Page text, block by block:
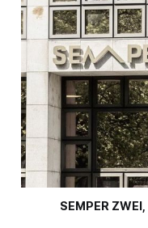
SEMPER ZWEI,